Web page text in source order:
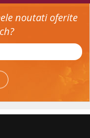
noutati oferite